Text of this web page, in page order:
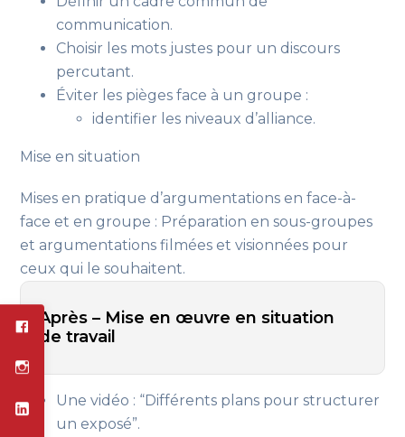
communication.
Choisir les mots justes pour un discours
percutant.
Éviter les pièges face à un groupe :
identifier les niveaux d’alliance.
Mise en situation
Mises en pratique d’argumentations en face-à-
face et en groupe : Préparation en sous-groupes
et argumentations filmées et visionnées pour
ceux qui le souhaitent.
Après – Mise en œuvre en situation
de travail
Une vidéo : “Différents plans pour structurer
un exposé”.